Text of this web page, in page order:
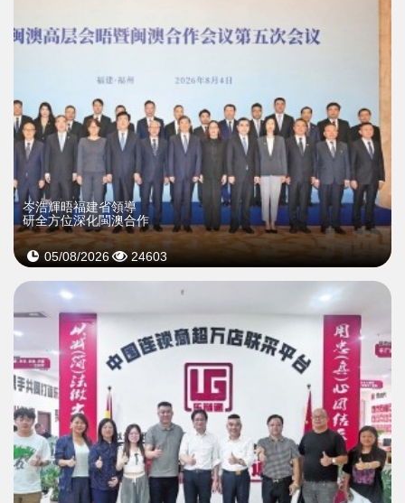
岑浩輝晤福建省領導
研全方位深化閩澳合作
05/08/2026 24603